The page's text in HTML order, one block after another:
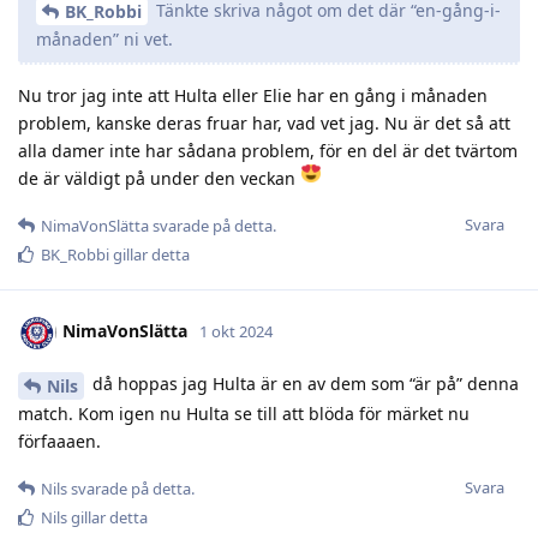
BK_Robbi
Tänkte skriva något om det där “en-gång-i-
månaden” ni vet.
Nu tror jag inte att Hulta eller Elie har en gång i månaden
problem, kanske deras fruar har, vad vet jag. Nu är det så att
alla damer inte har sådana problem, för en del är det tvärtom
de är väldigt på under den veckan
Svara
NimaVonSlättasvarade på detta.
BK_Robbigillar detta
NimaVonSlätta 1 okt 2024
Nils
då hoppas jag Hulta är en av dem som “är på” denna
match. Kom igen nu Hulta se till att blöda för märket nu
förfaaaen.
Svara
Nilssvarade på detta.
Nilsgillar detta